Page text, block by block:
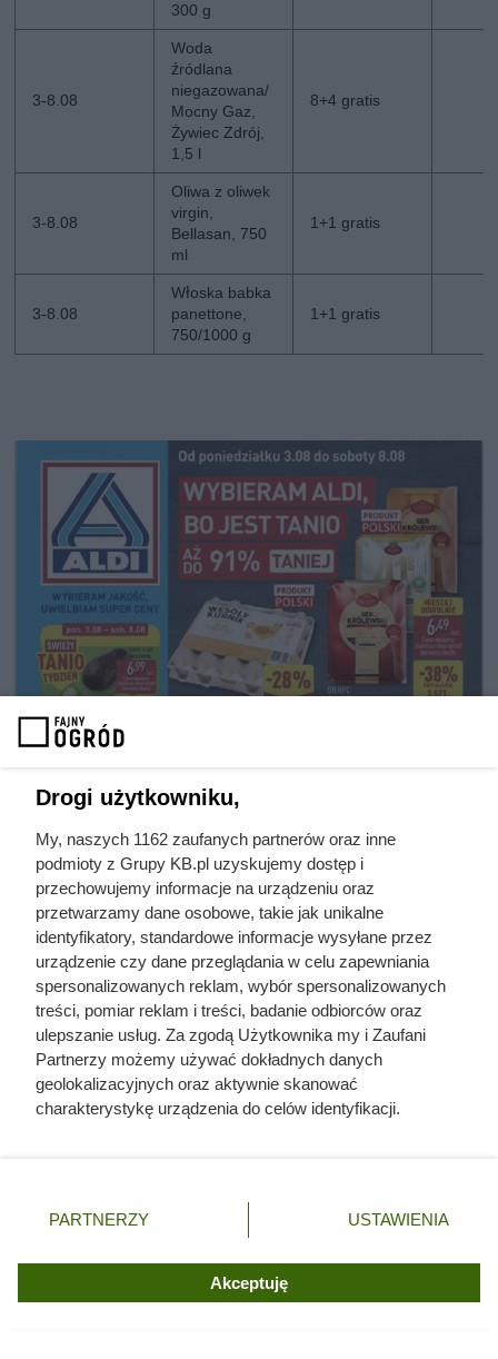
300 g
3-8.08
Woda
źródlana
niegazowana/
Mocny Gaz,
Żywiec Zdrój,
1,5 l
8+4 gratis
3-8.08
Oliwa z oliwek
virgin,
Bellasan, 750
ml
1+1 gratis
3-8.08
Włoska babka
panettone,
750/1000 g
1+1 gratis
Classic Intense za 3,99 zł/co drugą paczkę, fot. Opracowanie
własne na podstawie gazetki promocyjnej ALDI z dn. 3-8.08
Drogi użytkowniku,
My, naszych 1162 zaufanych partnerów oraz inne
podmioty z Grupy KB.pl uzyskujemy dostęp i
przechowujemy informacje na urządzeniu oraz
przetwarzamy dane osobowe, takie jak unikalne
identyfikatory, standardowe informacje wysyłane przez
urządzenie czy dane przeglądania w celu zapewniania
spersonalizowanych reklam, wybór spersonalizowanych
treści, pomiar reklam i treści, badanie odbiorców oraz
ulepszanie usług. Za zgodą Użytkownika my i Zaufani
Partnerzy możemy używać dokładnych danych
geolokalizacyjnych oraz aktywnie skanować
charakterystykę urządzenia do celów identyfikacji.
zmienić/wycofać klikając przycisk ustawień prywatności
znajdujący się w lewym dolnym rogu strony. Niektóre
użytkownika, ale masz prawo sprzeciwić się takiemu
przetwarzaniu. Preferencje będą miały zastosowania tylko
PARTNERZY USTAWIENIA
Akceptuję